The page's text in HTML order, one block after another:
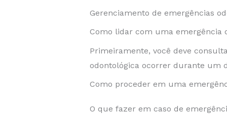
Gerenciamento de emergências
Como lidar com uma emergência
Primeiramente, você deve
odontológica ocorrer durante um
Como proceder em uma
O que fazer em caso de